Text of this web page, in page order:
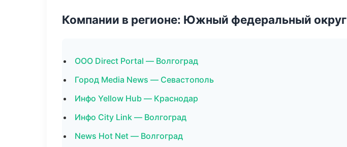
Компании в регионе: Южный федеральный округ
ООО Direct Portal — Волгоград
Город Media News — Севастополь
Инфо Yellow Hub — Краснодар
Инфо City Link — Волгоград
News Hot Net — Волгоград